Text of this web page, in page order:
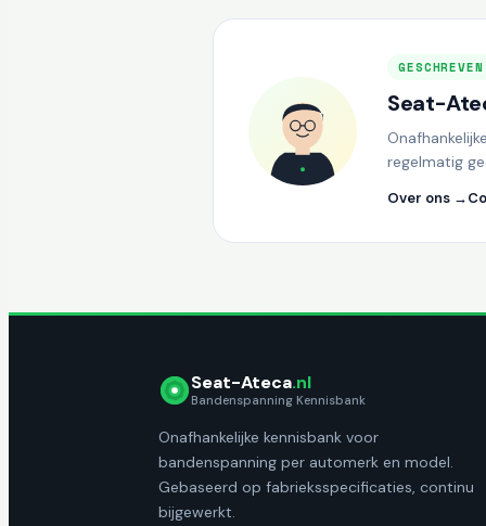
Seat-
regelmatig
Over ons →
Seat-Ateca.nl
Bandenspanning Kennisbank
Onafhankelijke kennisbank voor
bandenspanning per automerk en model.
Gebaseerd op fabrieksspecificaties, continu
bijgewerkt.